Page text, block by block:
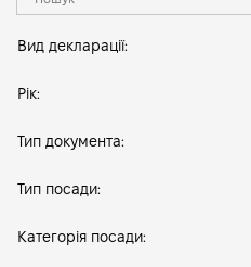
Вид декларації:
Рік:
Тип документа:
Тип посади:
Категорія посади: